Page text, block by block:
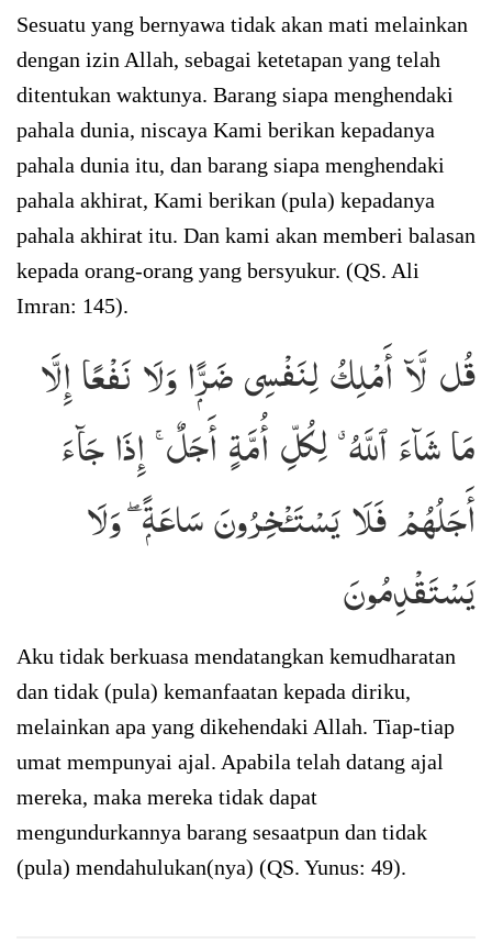
Sesuatu yang bernyawa tidak akan mati melainkan
dengan izin Allah, sebagai ketetapan yang telah
ditentukan waktunya. Barang siapa menghendaki
pahala dunia, niscaya Kami berikan kepadanya
pahala dunia itu, dan barang siapa menghendaki
pahala akhirat, Kami berikan (pula) kepadanya
pahala akhirat itu. Dan kami akan memberi balasan
kepada orang-orang yang bersyukur. (QS. Ali
Imran: 145).
قُل لَّآ أَمْلِكُ لِنَفْسِى ضَرًّۭا وَلَا نَفْعًا إِلَّا
مَا شَآءَ ٱللَّهُ ۗ لِكُلِّ أُمَّةٍ أَجَلٌ ۚ إِذَا جَآءَ
أَجَلُهُمْ فَلَا يَسْتَـْٔخِرُونَ سَاعَةًۭ ۖ وَلَا
يَسْتَقْدِمُونَ
Aku tidak berkuasa mendatangkan kemudharatan
dan tidak (pula) kemanfaatan kepada diriku,
melainkan apa yang dikehendaki Allah. Tiap-tiap
umat mempunyai ajal. Apabila telah datang ajal
mereka, maka mereka tidak dapat
mengundurkannya barang sesaatpun dan tidak
(pula) mendahulukan(nya) (QS. Yunus: 49).